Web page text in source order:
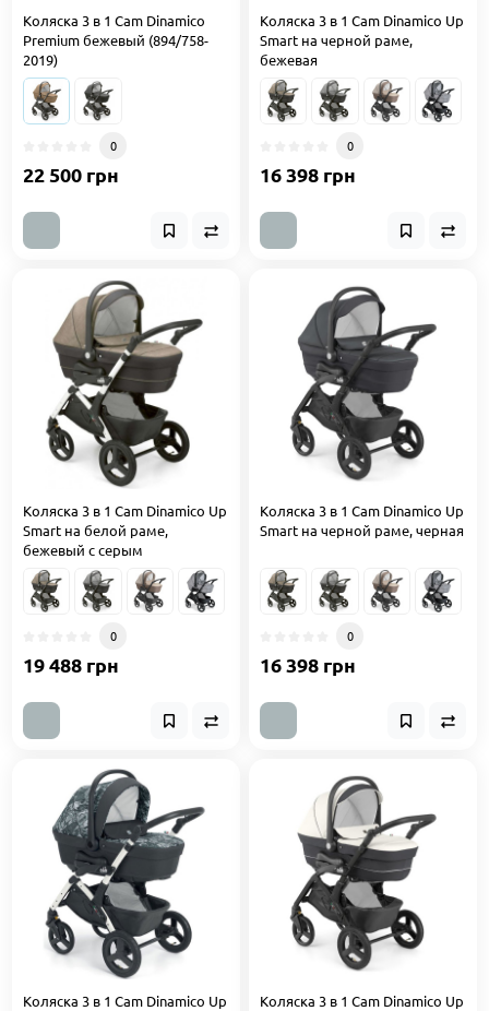
Коляска 3 в 1 Cam Dinamico
Premium бежевый (894/758-
2019)
0
22 500 грн
Коляска 3 в 1 Cam Dinamico Up
Smart на черной раме,
бежевая
0
16 398 грн
Коляска 3 в 1 Cam Dinamico Up
Smart на белой раме,
бежевый с серым
0
19 488 грн
Коляска 3 в 1 Cam Dinamico Up
Smart на черной раме, черная
0
16 398 грн
Коляска 3 в 1 Cam Dinamico Up Коляска 3 в 1 Cam Dinamico Up